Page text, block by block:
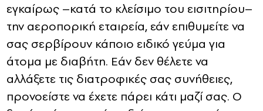
εγκαίρως –κατά το κλείσιμο του εισιτηρίου–
την αεροπορική εταιρεία, εάν επιθυμείτε να
σας σερβίρουν κάποιο ειδικό γεύμα για
άτομα με διαβήτη. Εάν δεν θέλετε να
αλλάξετε τις διατροφικές σας συνήθειες,
προνοείστε να έχετε πάρει κάτι μαζί σας. Ο